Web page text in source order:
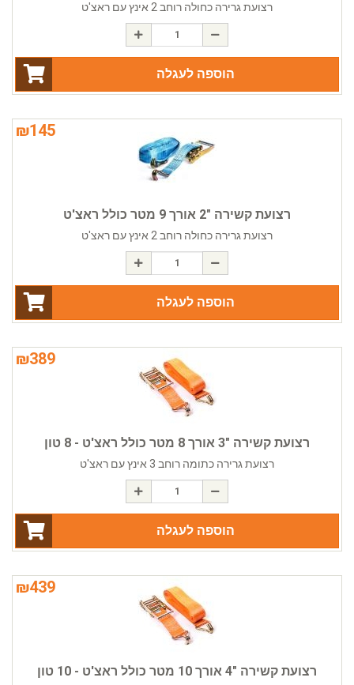
רצועת גרירה כחולה רוחב 2 אינץ עם ראצ'ט
הוספה לעגלה
₪145
רצועת קשירה "2 אורך 9 מטר כולל ראצ'ט
רצועת גרירה כחולה רוחב 2 אינץ עם ראצ'ט
הוספה לעגלה
₪389
רצועת קשירה "3 אורך 8 מטר כולל ראצ'ט - 8 טון
רצועת גרירה כתומה רוחב 3 אינץ עם ראצ'ט
הוספה לעגלה
₪439
רצועת קשירה "4 אורך 10 מטר כולל ראצ'ט - 10 טון